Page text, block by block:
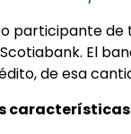
participante
Scotiabank. El
de esa